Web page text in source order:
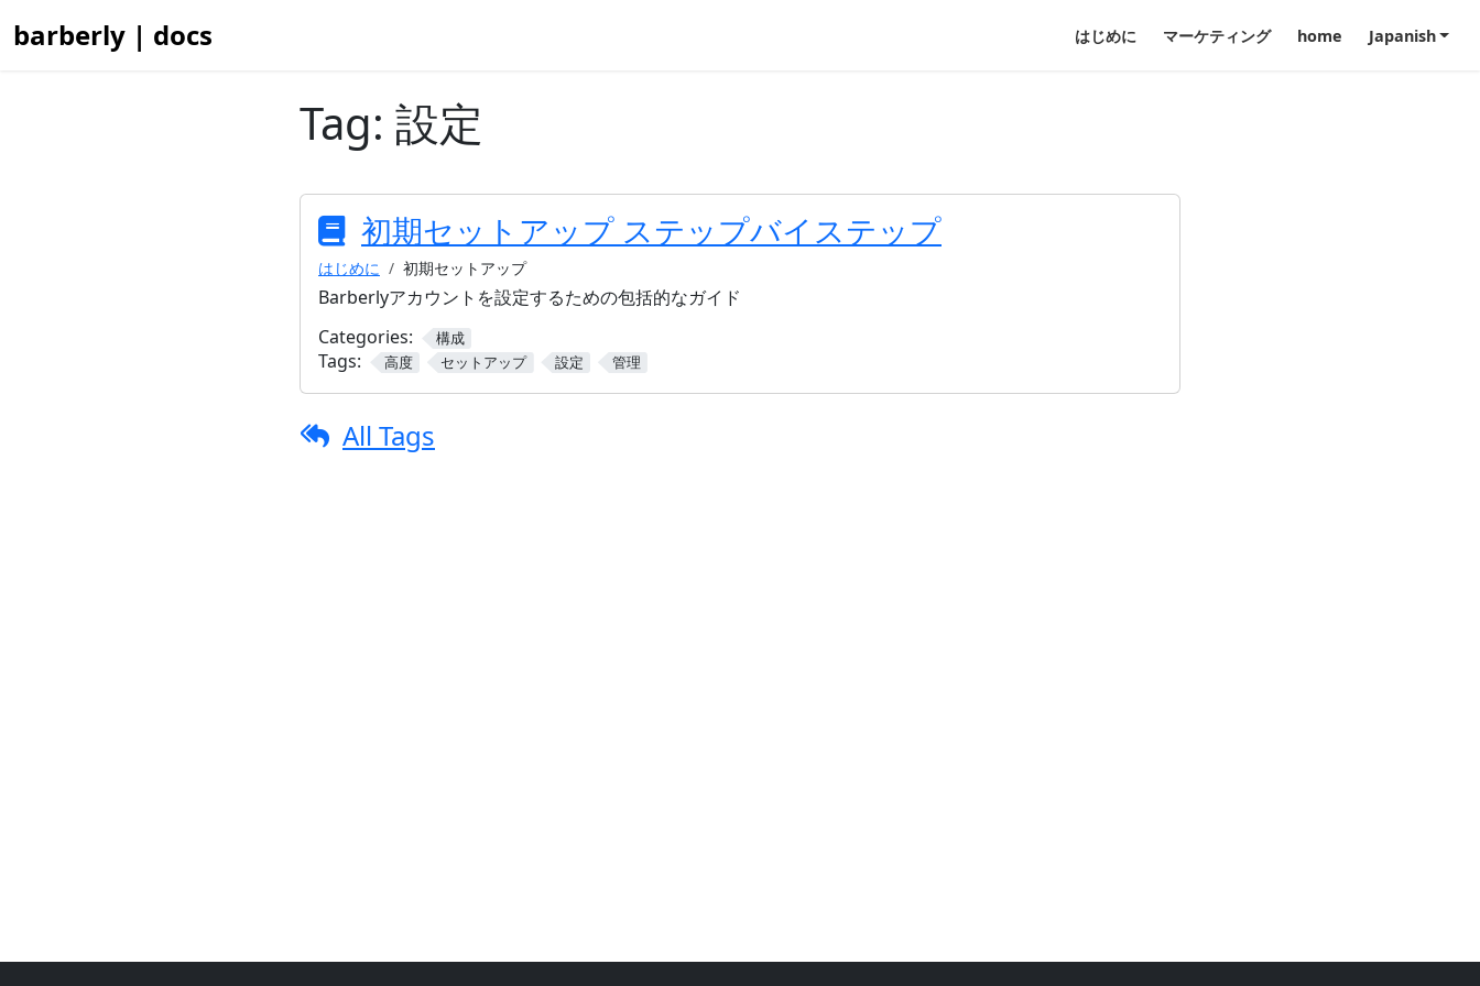
barberly | docs はじめに マーケティング home Japanish
Tag: 設定
初期セットアップ ステップバイステップ
はじめに 初期セットアップ
Barberlyアカウントを設定するための包括的なガイド
Categories:
構成
Tags: 高度 セットアップ 設定 管理
All Tags